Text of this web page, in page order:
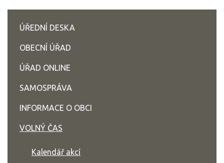
ÚŘEDNÍ DESKA
OBECNÍ ÚŘAD
ÚŘAD ONLINE
SAMOSPRÁVA
INFORMACE O OBCI
VOLNÝ ČAS
Kalendář akcí